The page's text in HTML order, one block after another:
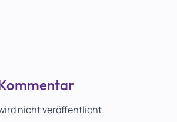
nicht veröffentlicht.